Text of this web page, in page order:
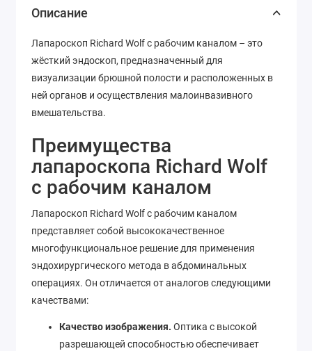
Описание
Лапароскоп Richard Wolf с рабочим каналом – это
жёсткий эндоскоп, предназначенный для
визуализации брюшной полости и расположенных в
ней органов и осуществления малоинвазивного
вмешательства.
Преимущества
лапароскопа Richard Wolf
с рабочим каналом
Лапароскоп Richard Wolf с рабочим каналом
представляет собой высококачественное
многофункциональное решение для применения
эндохирургического метода в абдоминальных
операциях. Он отличается от аналогов следующими
качествами:
Качество изображения. Оптика с высокой
разрешающей способностью обеспечивает